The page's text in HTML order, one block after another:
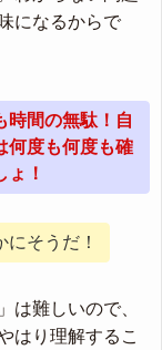
になるからで
時間の無駄！自
何度も何度も確
！
そうだ！
は難しいので、
はり理解するこ